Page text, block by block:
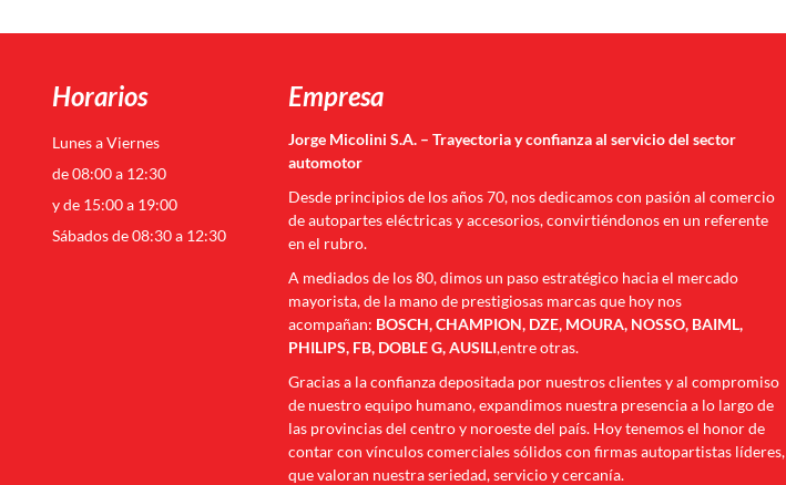
Horarios
Lunes a Viernes
de 08:00 a 12:30
y de 15:00 a 19:00
Sábados de 08:30 a 12:30
Empresa
Jorge Micolini S.A. – Trayectoria y confianza al servicio del sector
automotor
Desde principios de los años 70, nos dedicamos con pasión al comercio
de autopartes eléctricas y accesorios, convirtiéndonos en un referente
en el rubro.
A mediados de los 80, dimos un paso estratégico hacia el mercado
mayorista, de la mano de prestigiosas marcas que hoy nos
acompañan: BOSCH, CHAMPION, DZE, MOURA, NOSSO, BAIML,
PHILIPS, FB, DOBLE G, AUSILI,entre otras.
Gracias a la confianza depositada por nuestros clientes y al compromiso
de nuestro equipo humano, expandimos nuestra presencia a lo largo de
las provincias del centro y noroeste del país. Hoy tenemos el honor de
contar con vínculos comerciales sólidos con firmas autopartistas líderes,
que valoran nuestra seriedad, servicio y cercanía.